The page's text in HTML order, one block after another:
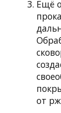
Ещё
от